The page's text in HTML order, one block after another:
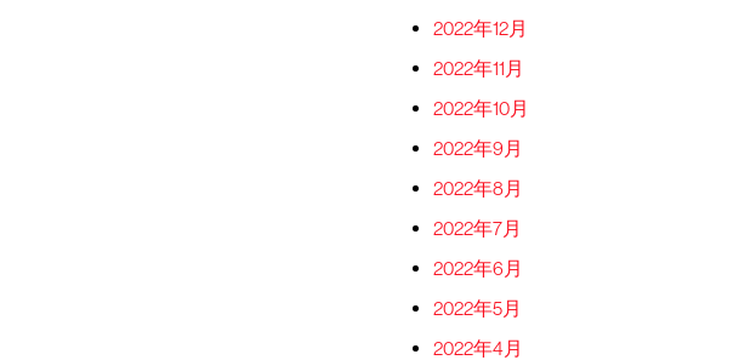
2022年12月
2022年11月
2022年10月
2022年9月
2022年8月
2022年7月
2022年6月
2022年5月
2022年4月